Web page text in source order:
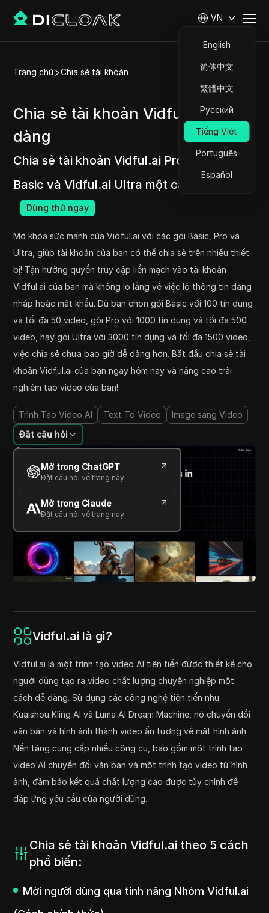
VN
English
简体中文
繁體中文
Русский
Tiếng Việt
Português
Español
Trang chủ Chia sẻ tài khoản
Chia sẻ tài khoản Vidful.ai dễ
dàng
Chia sẻ tài khoản Vidful.ai Pro, Vidful.ai
Basic và Vidful.ai Ultra một cách dễ dàng.
Dùng thử ngay
Mở khóa sức mạnh của Vidful.ai với các gói Basic, Pro và
Ultra, giúp tài khoản của bạn có thể chia sẻ trên nhiều thiết
bị! Tận hưởng quyền truy cập liền mạch vào tài khoản
Vidful.ai của bạn mà không lo lắng về việc lộ thông tin đăng
nhập hoặc mật khẩu. Dù bạn chọn gói Basic với 100 tín dụng
và tối đa 50 video, gói Pro với 1000 tín dụng và tối đa 500
video, hay gói Ultra với 3000 tín dụng và tối đa 1500 video,
việc chia sẻ chưa bao giờ dễ dàng hơn. Bắt đầu chia sẻ tài
khoản Vidful.ai của bạn ngay hôm nay và nâng cao trải
nghiệm tạo video của bạn!
Trình Tạo Video AI Text To Video
Image sang Video
Đặt câu hỏi
Mở trong ChatGPT
Đặt câu hỏi về trang này
Mở trong Claude
Đặt câu hỏi về trang này
Vidful.ai là gì?
Vidful.ai là một trình tạo video AI tiên tiến được thiết kế cho
người dùng tạo ra video chất lượng chuyên nghiệp một
cách dễ dàng. Sử dụng các công nghệ tiên tiến như
Kuaishou Kling AI và Luma AI Dream Machine, nó chuyển đổi
văn bản và hình ảnh thành video ấn tượng về mặt hình ảnh.
Nền tảng cung cấp nhiều công cụ, bao gồm một trình tạo
video AI chuyển đổi văn bản và một trình tạo video từ hình
ảnh, đảm bảo kết quả chất lượng cao được tùy chỉnh để
đáp ứng yêu cầu của người dùng.
Chia sẻ tài khoản Vidful.ai theo 5 cách
phổ biến:
Mời người dùng qua tính năng Nhóm Vidful.ai